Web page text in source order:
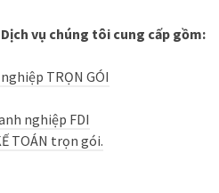
Dịch vụ chúng tôi cung cấp gồm:
TRỌN GÓI
nghiệp FDI
TOÁN trọn gói.